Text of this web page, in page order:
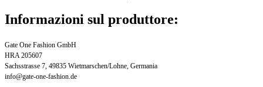
Informazioni sul produttore:
Gate One Fashion GmbH
HRA 205607
Sachsstrasse 7, 49835 Wietmarschen/Lohne, Germania
info@gate-one-fashion.de